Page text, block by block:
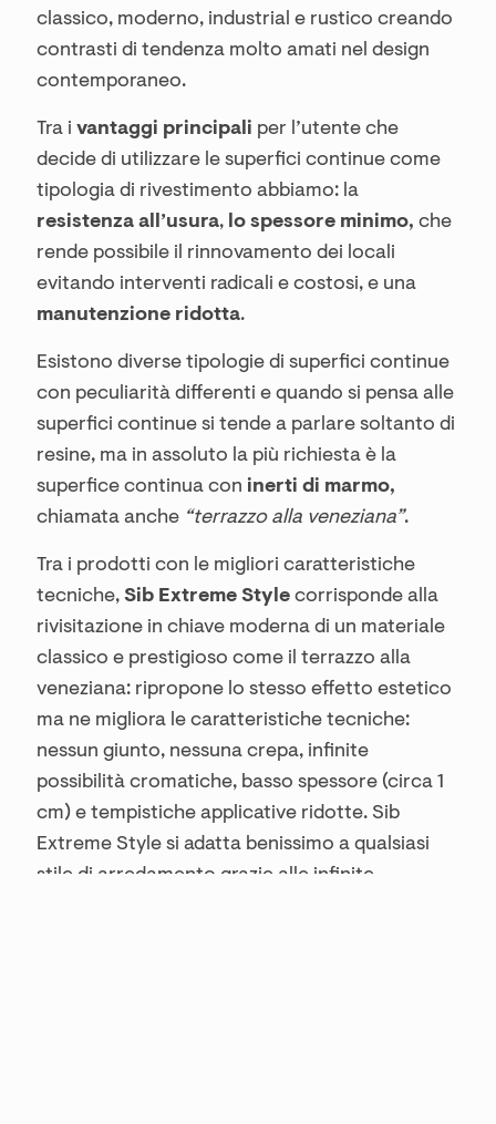
classico, moderno, industrial e rustico creando
contrasti di tendenza molto amati nel design
contemporaneo.
Tra i vantaggi principali per l’utente che
decide di utilizzare le superfici continue come
tipologia di rivestimento abbiamo: la
resistenza all’usura, lo spessore minimo, che
rende possibile il rinnovamento dei locali
evitando interventi radicali e costosi, e una
manutenzione ridotta.
Esistono diverse tipologie di superfici continue
con peculiarità differenti e quando si pensa alle
superfici continue si tende a parlare soltanto di
resine, ma in assoluto la più richiesta è la
superfice continua con inerti di marmo,
chiamata anche “terrazzo alla veneziana”.
Tra i prodotti con le migliori caratteristiche
tecniche, Sib Extreme Style corrisponde alla
rivisitazione in chiave moderna di un materiale
classico e prestigioso come il terrazzo alla
veneziana: ripropone lo stesso effetto estetico
ma ne migliora le caratteristiche tecniche:
nessun giunto, nessuna crepa, infinite
possibilità cromatiche, basso spessore (circa 1
cm) e tempistiche applicative ridotte. Sib
Extreme Style si adatta benissimo a qualsiasi
stile di arredamento grazie alle infinite